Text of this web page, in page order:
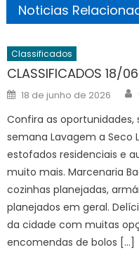
Noticias
Classificados
CLASSIFICADOS 18/
Posted
on
18 de junho de 2026
Confira as oportunidades,
semana Lavagem a Seco
estofados residenciais e
muito mais. Marcenaria
cozinhas planejadas,
planejados em geral.
da cidade com muitas
encomendas de bolos […]